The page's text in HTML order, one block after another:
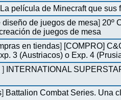
La película de Minecraft que sus
de juegos de mesa] 20º
de juegos de mesa
en tiendas] [COMPRO]
3 (Austriacos) o Exp. 4
]
INTERNATIONAL
] Battalion Combat Series. Una